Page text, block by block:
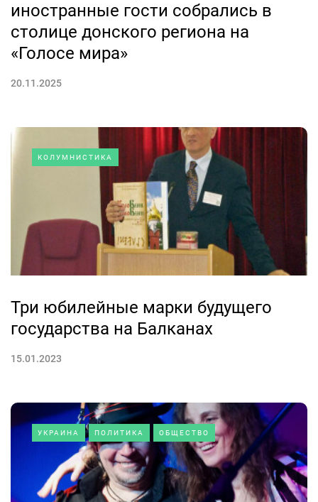
иностранные гости собрались в
столице донского региона на
«Голосе мира»
20.11.2025
КОЛУМНИСТИКА
Три юбилейные марки будущего
государства на Балканах
15.01.2023
УКРАИНА ПОЛИТИКА ОБЩЕСТВО